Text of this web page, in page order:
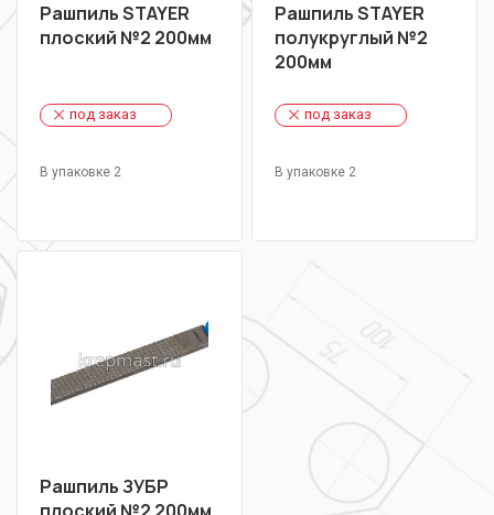
Рашпиль STAYER
плоский №2 200мм
под заказ
В упаковке 2
Рашпиль STAYER
полукруглый №2
200мм
под заказ
В упаковке 2
Рашпиль ЗУБР